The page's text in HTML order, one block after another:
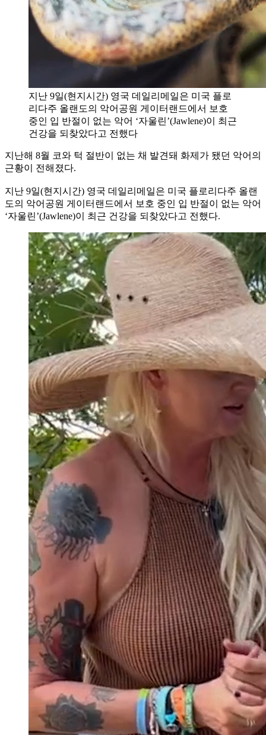
지난 9일(현지시간) 영국 데일리메일은 미국 플로
리다주 올랜도의 악어공원 게이터랜드에서 보호
중인 입 반절이 없는 악어 ‘자울린’(Jawlene)이 최근
건강을 되찾았다고 전했다
지난해 8월 코와 턱 절반이 없는 채 발견돼 화제가 됐던 악어의
근황이 전해졌다.
지난 9일(현지시간) 영국 데일리메일은 미국 플로리다주 올랜
도의 악어공원 게이터랜드에서 보호 중인 입 반절이 없는 악어
‘자울린’(Jawlene)이 최근 건강을 되찾았다고 전했다.